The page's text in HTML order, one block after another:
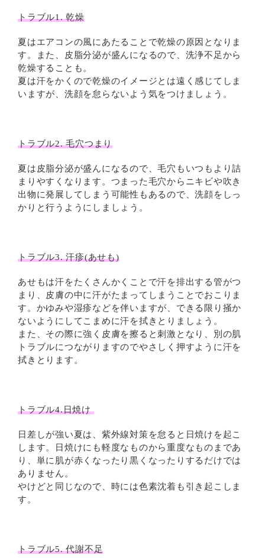
トラブル1. 乾燥
夏はエアコンの風にあたることで乾燥の原因となりま
す。また、皮脂分泌が盛んになるので、洗浄不足から
乾燥することも。
夏は汗をかくので乾燥のイメージとは遠く感じてしま
いますが、洗顔を怠らないよう気をつけましょう。
トラブル2. 毛穴つまり
夏は皮脂分泌が盛んになるので、毛穴もいつもより詰
まりやすくなります。つまった毛穴からニキビや吹き
出物に発展してしまう可能性もあるので、洗顔をしっ
かりと行うようにしましょう。
トラブル3. 汗疹(あせも)
あせもは汗をたくさんかくことで汗を排出する管がつ
まり、皮膚の中に汗がたまってしまうことでおこりま
す。かゆみや湿疹などを伴いますが、できる限り掻か
ないようにしてこまめに汗を拭きとりましょう。
また、その際に強く皮膚を擦ると刺激となり、別の肌
トラブルにつながりますのでやさしく押すように汗を
拭きとります。
トラブル4.日焼け
日差しが強い夏は、紫外線対策を怠ると日焼けを起こ
します。日焼けにも軽度なものから重度なものまであ
り、単に肌が赤くなったり黒くなったりするだけでは
ありません。
やけどと同じなので、時には色素沈着も引き起こしま
す。
トラブル5. 代謝不足